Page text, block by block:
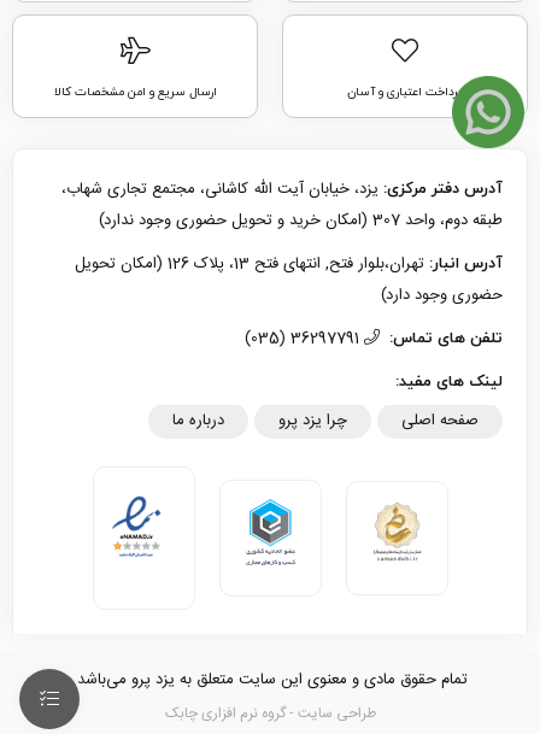
پرداخت اعتباری و آسان ارسال سریع و امن مشخصات کالا
آدرس دفتر مرکزی: یزد، خیابان آیت الله کاشانی، مجتمع تجاری شهاب،
طبقه دوم، واحد 307 (امکان خرید و تحویل حضوری وجود ندارد)
آدرس انبار:
تهران،بلوار فتح, انتهای فتح 13، پلاک 126 (امکان تحویل
حضوری وجود دارد)
تلفن های تماس:
لینک های مفید:
صفحه اصلی چرا یزد پرو درباره ما
تمام حقوق مادی و معنوی این سایت متعلق به یزد پرو می‌باشد.
طراحی سایت - گروه نرم افزاری چابک